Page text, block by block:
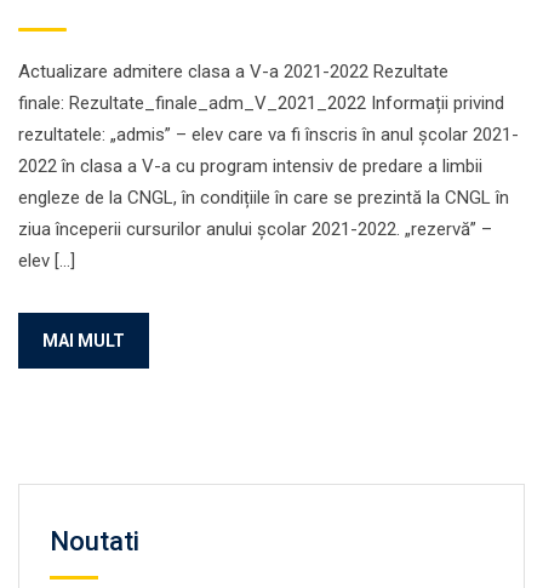
Actualizare admitere clasa a V-a 2021-2022 Rezultate
finale: Rezultate_finale_adm_V_2021_2022 Informații privind
rezultatele: „admis” – elev care va fi înscris în anul școlar 2021-
2022 în clasa a V-a cu program intensiv de predare a limbii
engleze de la CNGL, în condițiile în care se prezintă la CNGL în
ziua începerii cursurilor anului școlar 2021-2022. „rezervă” –
elev […]
MAI MULT
Noutati